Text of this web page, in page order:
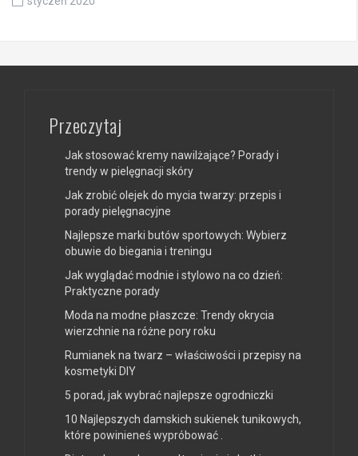
Przeczytaj
Jak stosować kremy nawilżające? Porady i
trendy w pielęgnacji skóry
Jak zrobić olejek do mycia twarzy: przepis i
porady pielęgnacyjne
Najlepsze marki butów sportowych: Wybierz
obuwie do biegania i treningu
Jak wyglądać modnie i stylowo na co dzień:
Praktyczne porady
Moda na modne płaszcze: Trendy okrycia
wierzchnie na różne pory roku
Rumianek na twarz – właściwości i przepisy na
kosmetyki DIY
5 porad, jak wybrać najlepsze ogrodniczki
10 Najlepszych damskich sukienek tunikowych,
które powinieneś wypróbować .